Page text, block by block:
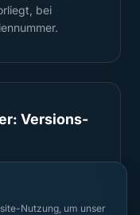
bei
Versions-
unbrauchbar,
Nutzung, um unser